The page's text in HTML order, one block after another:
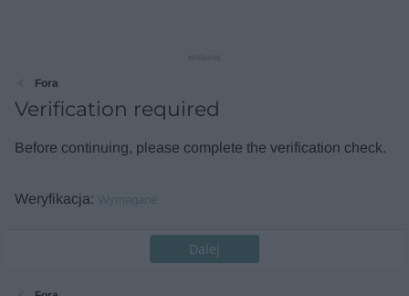
Fora
Verification required
Before continuing, please complete the verification check.
Weryfikacja Wymagane
Dalej